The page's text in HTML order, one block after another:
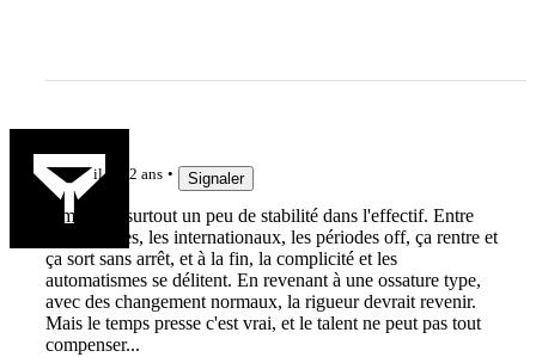
il y a 2 ans Signaler
Il manque surtout un peu de stabilité dans l'effectif. Entre
les blessures, les internationaux, les périodes off, ça rentre et
ça sort sans arrêt, et à la fin, la complicité et les
automatismes se délitent. En revenant à une ossature type,
avec des changement normaux, la rigueur devrait revenir.
Mais le temps presse c'est vrai, et le talent ne peut pas tout
compenser...